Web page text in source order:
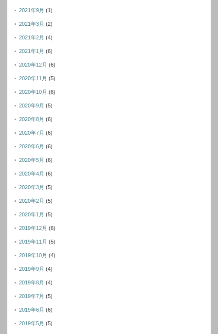
2021年9月 (1)
2021年3月 (2)
2021年2月 (4)
2021年1月 (6)
2020年12月 (6)
2020年11月 (5)
2020年10月 (6)
2020年9月 (5)
2020年8月 (6)
2020年7月 (6)
2020年6月 (6)
2020年5月 (6)
2020年4月 (6)
2020年3月 (5)
2020年2月 (5)
2020年1月 (5)
2019年12月 (6)
2019年11月 (5)
2019年10月 (4)
2019年9月 (4)
2019年8月 (4)
2019年7月 (5)
2019年6月 (6)
2019年5月 (5)